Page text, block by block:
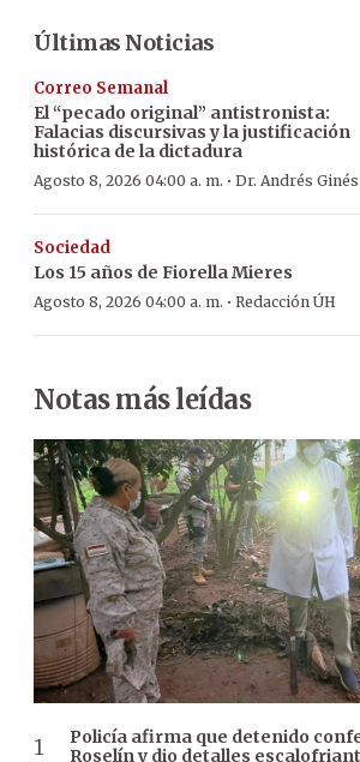
Últimas Noticias
Correo Semanal
El “pecado original” antistronista:
Falacias discursivas y la justificación
histórica de la dictadura
Agosto 8, 2026 04:00 a. m. · Dr. Andrés Ginés
Sociedad
Los 15 años de Fiorella Mieres
Agosto 8, 2026 04:00 a. m. · Redacción ÚH
Notas más leídas
Policía afirma que detenido
Roselín y dio detalles